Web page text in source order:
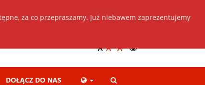
A A A
DOŁĄCZ DO NAS
za co przepraszamy. Już niebawem zaprezentujemy